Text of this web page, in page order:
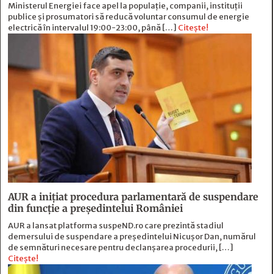
Ministerul Energiei face apel la populație, companii, instituții
publice și prosumatori să reducă voluntar consumul de energie
electrică în intervalul 19:00-23:00, până […] Citește!
AUR a inițiat procedura parlamentară de suspendare
din funcție a președintelui României
AUR a lansat platforma suspeND.ro care prezintă stadiul
demersului de suspendare a președintelui Nicușor Dan, numărul
de semnături necesare pentru declanșarea procedurii, […]
Citește!